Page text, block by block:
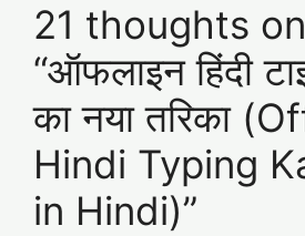
21 thoughts on
“ऑफलाइन हिंदी
का नया तरिका
Hindi Typing
in Hindi)”